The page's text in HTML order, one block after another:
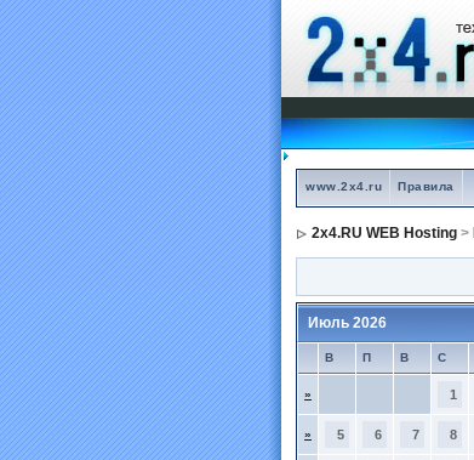
www.2x4.ru Правила
2x4.RU WEB Hosting >
Июль 2026
В П В С
» 1
» 5 6 7 8